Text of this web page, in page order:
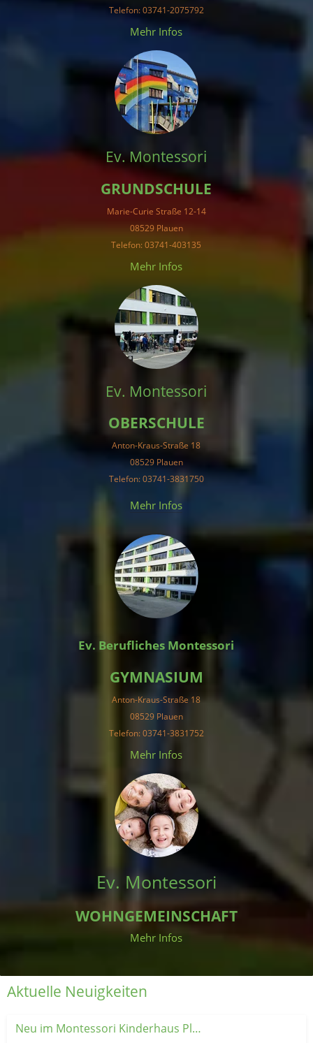
Telefon: 03741-2075792
Mehr Infos
Ev. Montessori
GRUNDSCHULE
Marie-Curie Straße 12-14
08529 Plauen
Telefon: 03741-403135
Mehr Infos
Ev. Montessori
OBERSCHULE
Anton-Kraus-Straße 18
08529 Plauen
Telefon: 03741-3831750
Mehr Infos
Ev. Berufliches Montessori
GYMNASIUM
Anton-Kraus-Straße 18
08529 Plauen
Telefon: 03741-3831752
Mehr Infos
Ev. Montessori
WOHNGEMEINSCHAFT
Mehr Infos
Aktuelle Neuigkeiten
Neu im Montessori Kinderhaus Plauen: Unsere Krabbelgruppe 👶💚